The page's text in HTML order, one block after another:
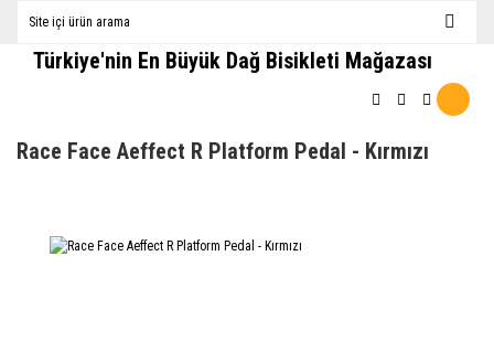
Türkiye'nin En Büyük Dağ Bisikleti Mağazası
Race Face Aeffect R Platform Pedal - Kırmızı